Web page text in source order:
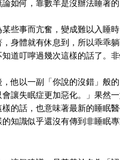
如何，靠數羊是沒辦法睡著的
些事而亢奮，變成難以入睡
，身體就有休息到，所以乖乖
道叮嚀過幾次這樣的話了。
他以一副「你說的沒錯」般
讓失眠症更加惡化。」果然
的話，也意味著最新的睡眠
知識似乎還沒有傳到非睡眠專